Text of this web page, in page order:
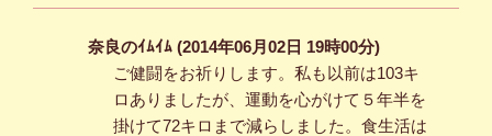
奈良のｲﾑｲﾑ (2014年06月02日 19時00分)
ご健闘をお祈りします。私も以前は103キ
ロありましたが、運動を心がけて５年半を
掛けて72キロまで減らしました。食生活は